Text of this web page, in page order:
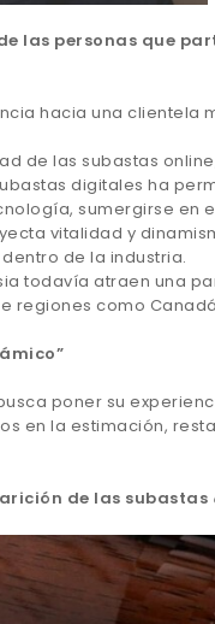
las personas que
hacia una clientela
de las subastas
digitales ha
sumergirse en
vitalidad y
de la industria.
todavía atraen una
regiones como
poner su
en la estimación,
de las subastas